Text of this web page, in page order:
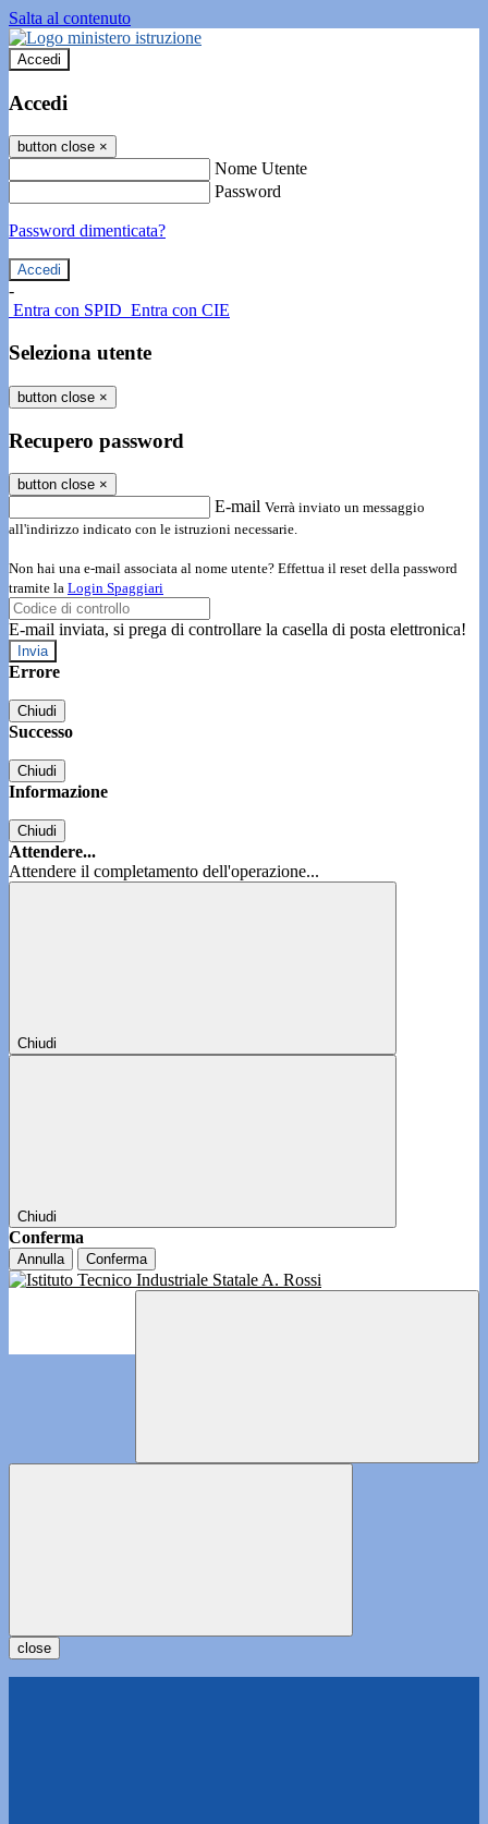
Salta al contenuto
Accedi
Accedi
button close ×
Nome Utente
Password
Password dimenticata?
-
Entra con SPID Entra con CIE
Seleziona utente
button close ×
Recupero password
button close ×
E-mail Verrà inviato un messaggio
all'indirizzo indicato con le istruzioni necessarie.
Non hai una e-mail associata al nome utente? Effettua il reset della password
tramite la Login Spaggiari
E-mail inviata, si prega di controllare la casella di posta elettronica!
Errore
Chiudi
Successo
Chiudi
Informazione
Chiudi
Attendere...
Attendere il completamento dell'operazione...
Chiudi
Chiudi
Conferma
Annulla Conferma
close